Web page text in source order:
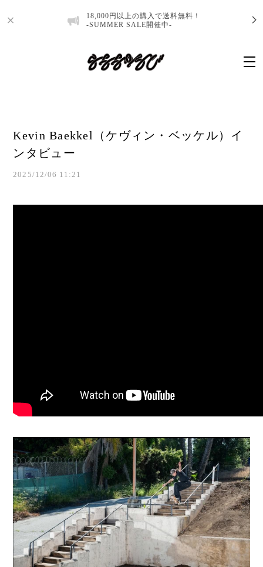
18,000円以上の購入で送料無料！
-SUMMER SALE開催中-
Kevin Baekkel（ケヴィン・ベッケル）イ
ンタビュー
2025/12/06 11:21